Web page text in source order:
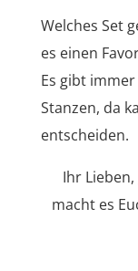
Welches Set
es einen
Es gibt
Stanzen, da
entscheiden.
Ihr
macht es